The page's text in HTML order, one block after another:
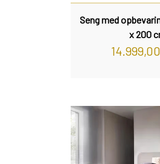
Seng med
x 200